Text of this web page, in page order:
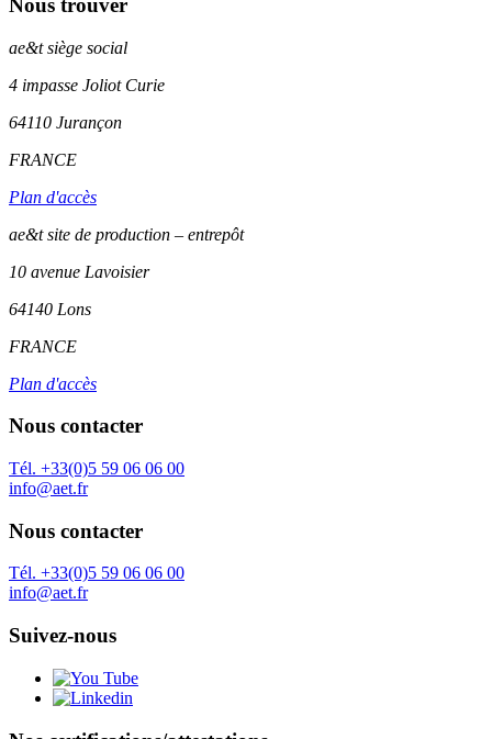
Nous trouver
ae&tsiège social
4 impasse Joliot Curie
64110 Jurançon
FRANCE
Plan d'accès
ae&t site de production – entrepôt
10 avenue Lavoisier
64140 Lons
FRANCE
Plan d'accès
Nous contacter
Tél. +33(0)5 59 06 06 00
info@aet.fr
Nous contacter
Tél. +33(0)5 59 06 06 00
info@aet.fr
Suivez-nous